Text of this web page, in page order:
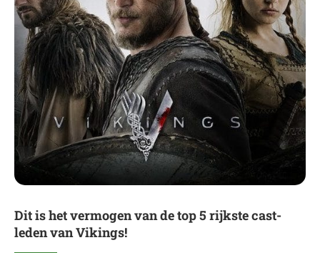
Dit is het vermogen van de top 5 rijkste cast-
leden van Vikings!